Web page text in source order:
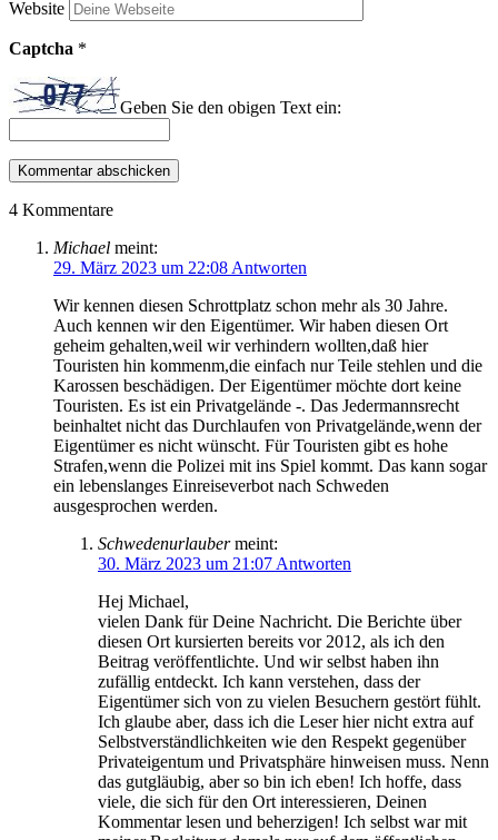
Website
Captcha *
Geben Sie den obigen Text ein:
4 Kommentare
Michael meint:
29. März 2023 um 22:08Antworten
Wir kennen diesen Schrottplatz schon mehr als 30 Jahre.
Auch kennen wir den Eigentümer. Wir haben diesen Ort
geheim gehalten,weil wir verhindern wollten,daß hier
Touristen hin kommenm,die einfach nur Teile stehlen und die
Karossen beschädigen. Der Eigentümer möchte dort keine
Touristen. Es ist ein Privatgelände -. Das Jedermannsrecht
beinhaltet nicht das Durchlaufen von Privatgelände,wenn der
Eigentümer es nicht wünscht. Für Touristen gibt es hohe
Strafen,wenn die Polizei mit ins Spiel kommt. Das kann sogar
ein lebenslanges Einreiseverbot nach Schweden
ausgesprochen werden.
Schwedenurlauber meint:
30. März 2023 um 21:07Antworten
Hej Michael,
vielen Dank für Deine Nachricht. Die Berichte über
diesen Ort kursierten bereits vor 2012, als ich den
Beitrag veröffentlichte. Und wir selbst haben ihn
zufällig entdeckt. Ich kann verstehen, dass der
Eigentümer sich von zu vielen Besuchern gestört fühlt.
Ich glaube aber, dass ich die Leser hier nicht extra auf
Selbstverständlichkeiten wie den Respekt gegenüber
Privateigentum und Privatsphäre hinweisen muss. Nenn
das gutgläubig, aber so bin ich eben! Ich hoffe, dass
viele, die sich für den Ort interessieren, Deinen
Kommentar lesen und beherzigen! Ich selbst war mit